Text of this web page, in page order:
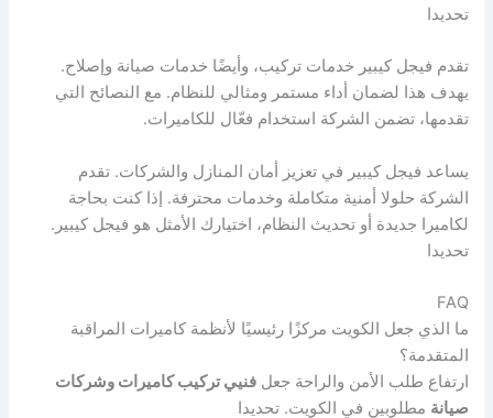
تحديدا
تقدم فيجل كيبير خدمات تركيب، وأيضًا خدمات صيانة وإصلاح.
يهدف هذا لضمان أداء مستمر ومثالي للنظام. مع النصائح التي
تقدمها، تضمن الشركة استخدام فعّال للكاميرات.
يساعد فيجل كيبير في تعزيز أمان المنازل والشركات. تقدم
الشركة حلولا أمنية متكاملة وخدمات محترفة. إذا كنت بحاجة
لكاميرا جديدة أو تحديث النظام، اختيارك الأمثل هو فيجل كيبير.
تحديدا
FAQ
ما الذي جعل الكويت مركزًا رئيسيًا لأنظمة كاميرات المراقبة
المتقدمة؟
ارتفاع طلب الأمن والراحة جعلفنيي تركيب كاميرات وشركات
صيانة مطلوبين في الكويت. تحديدا